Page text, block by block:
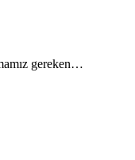
gereken…